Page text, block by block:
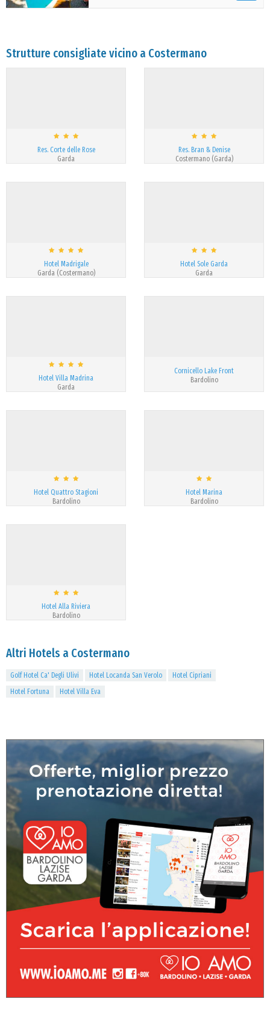
Strutture consigliate vicino a Costermano
Res. Corte delle Rose
Garda
Res. Bran & Denise
Costermano (Garda)
Hotel Madrigale
Garda (Costermano)
Hotel Sole Garda
Garda
Hotel Villa Madrina
Garda
Cornicello Lake Front
Bardolino
Hotel Quattro Stagioni
Bardolino
Hotel Marina
Bardolino
Hotel Alla Riviera
Bardolino
Altri Hotels a Costermano
Golf Hotel Ca' Degli Ulivi Hotel Locanda San Verolo
Hotel Cipriani
Hotel Fortuna
Hotel Villa Eva